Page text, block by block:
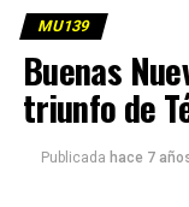
MU139
Buenas
triunfo de
Publicada hace 7